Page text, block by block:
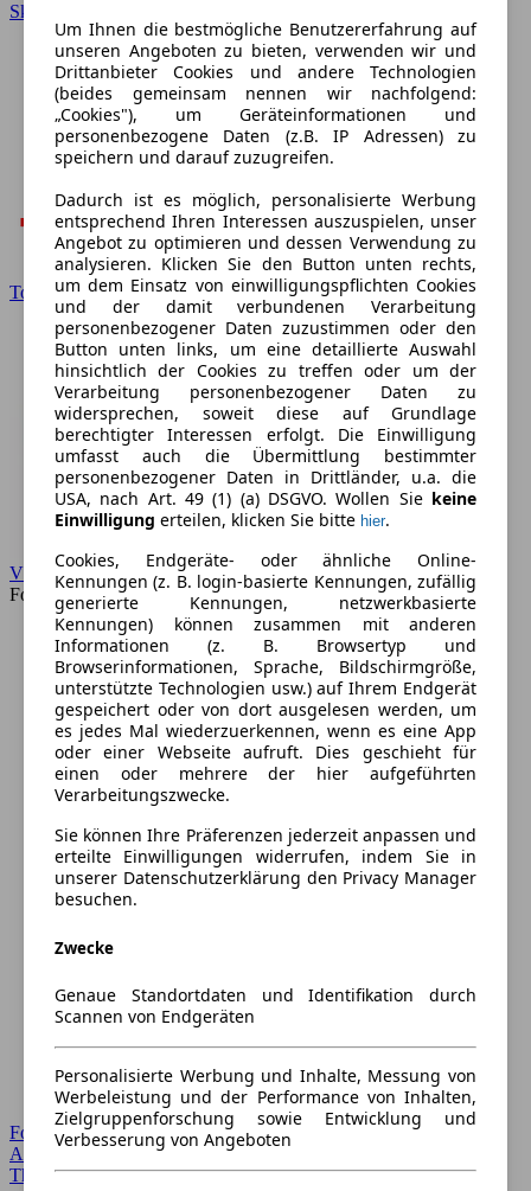
Skoda
Toyota
VW
Forum
Forum Startseite
Alle Auto-Foren
Themen-Forum
Um Ihnen die bestmögliche Benutzererfahrung auf
unseren Angeboten zu bieten, verwenden wir und
Drittanbieter Cookies und andere Technologien
(beides gemeinsam nennen wir nachfolgend:
„Cookies"), um Geräteinformationen und
personenbezogene Daten (z.B. IP Adressen) zu
speichern und darauf zuzugreifen.
Dadurch ist es möglich, personalisierte Werbung
entsprechend Ihren Interessen auszuspielen, unser
Angebot zu optimieren und dessen Verwendung zu
analysieren. Klicken Sie den Button unten rechts,
um dem Einsatz von einwilligungspflichten Cookies
und der damit verbundenen Verarbeitung
personenbezogener Daten zuzustimmen oder den
Button unten links, um eine detaillierte Auswahl
hinsichtlich der Cookies zu treffen oder um der
Verarbeitung personenbezogener Daten zu
widersprechen, soweit diese auf Grundlage
berechtigter Interessen erfolgt. Die Einwilligung
umfasst auch die Übermittlung bestimmter
personenbezogener Daten in Drittländer, u.a. die
USA, nach Art. 49 (1) (a) DSGVO. Wollen Sie keine
Einwilligung erteilen, klicken Sie bitte hier.
Cookies, Endgeräte- oder ähnliche Online-
Kennungen (z. B. login-basierte Kennungen, zufällig
generierte Kennungen, netzwerkbasierte
Kennungen) können zusammen mit anderen
Informationen (z. B. Browsertyp und
Browserinformationen, Sprache, Bildschirmgröße,
unterstützte Technologien usw.) auf Ihrem Endgerät
gespeichert oder von dort ausgelesen werden, um
es jedes Mal wiederzuerkennen, wenn es eine App
oder einer Webseite aufruft. Dies geschieht für
einen oder mehrere der hier aufgeführten
Verarbeitungszwecke.
Sie können Ihre Präferenzen jederzeit anpassen und
erteilte Einwilligungen widerrufen, indem Sie in
unserer Datenschutzerklärung den Privacy Manager
besuchen.
Zwecke
Genaue Standortdaten und Identifikation durch
Scannen von Endgeräten
Personalisierte Werbung und Inhalte, Messung von
Werbeleistung und der Performance von Inhalten,
Zielgruppenforschung sowie Entwicklung und
Verbesserung von Angeboten